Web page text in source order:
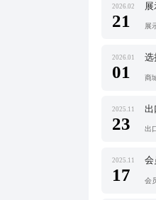
2026.02
21
展
展
2026.01
01
选
商
2025.11
23
出
出
2025.11
17
会
会